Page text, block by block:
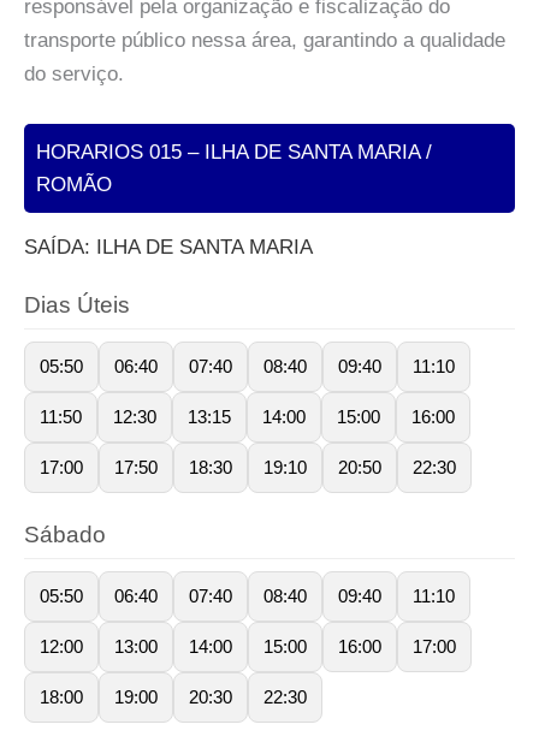
responsável pela organização e fiscalização do
transporte público nessa área, garantindo a qualidade
do serviço.
HORARIOS 015 – ILHA DE SANTA MARIA /
ROMÃO
SAÍDA: ILHA DE SANTA MARIA
Dias Úteis
05:50 06:40 07:40 08:40 09:40 11:10
11:50 12:30 13:15 14:00 15:00 16:00
17:00 17:50 18:30 19:10 20:50 22:30
Sábado
05:50 06:40 07:40 08:40 09:40 11:10
12:00 13:00 14:00 15:00 16:00 17:00
18:00 19:00 20:30 22:30